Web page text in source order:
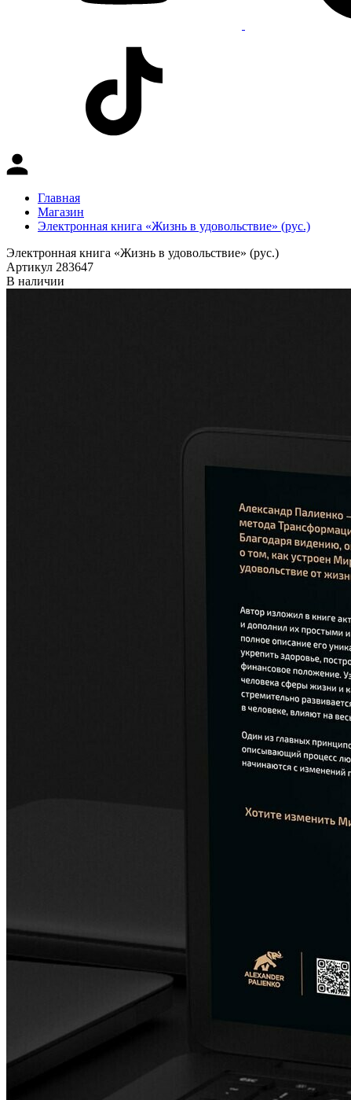
Главная
Магазин
Электронная книга «Жизнь в удовольствие» (рус.)
Электронная книга «Жизнь в удовольствие» (рус.)
Артикул 283647
В наличии